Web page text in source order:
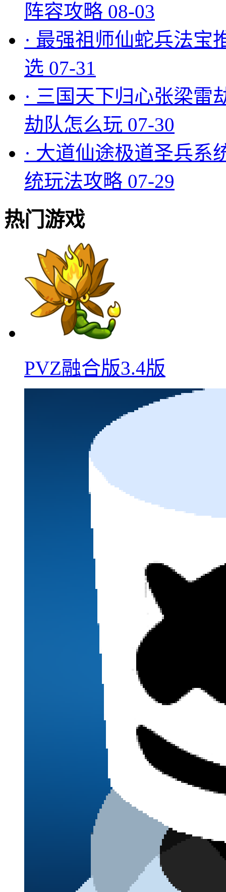
阵容攻略 08-03
· 最强祖师仙蛇兵法宝
选 07-31
· 三国天下归心张梁雷
劫队怎么玩 07-30
· 大道仙途极道圣兵系
统玩法攻略 07-29
热门游戏
PVZ融合版3.4版